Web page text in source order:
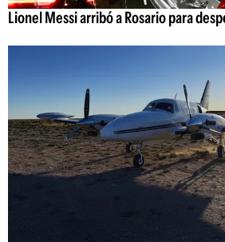
Lionel Messi arribó a Rosario para